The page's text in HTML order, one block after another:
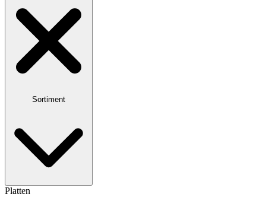
Sortiment
Platten